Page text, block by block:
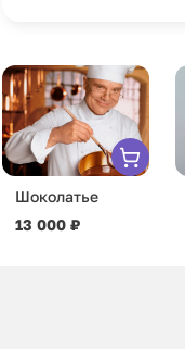
Шоколатье
13 000 ₽